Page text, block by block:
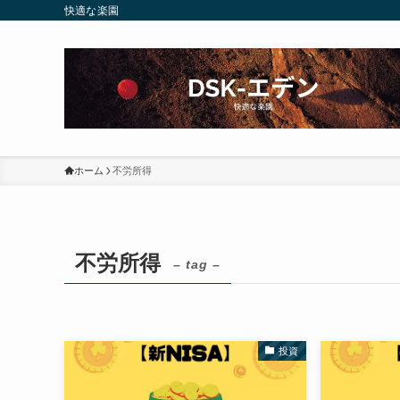
快適な楽園
ホーム 不労所得
不労所得 – tag –
投資